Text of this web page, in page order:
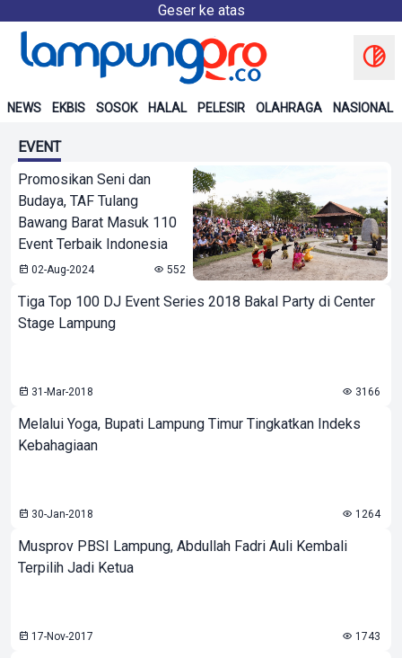
Geser ke atas
NEWS EKBIS SOSOK HALAL PELESIR OLAHRAGA NASIONAL
EVENT
Promosikan Seni dan
Budaya, TAF Tulang
Bawang Barat Masuk 110
Event Terbaik Indonesia
02-Aug-2024 552
Tiga Top 100 DJ Event Series 2018 Bakal Party di Center
Stage Lampung
31-Mar-2018 3166
Melalui Yoga, Bupati Lampung Timur Tingkatkan Indeks
Kebahagiaan
30-Jan-2018 1264
Musprov PBSI Lampung, Abdullah Fadri Auli Kembali
Terpilih Jadi Ketua
17-Nov-2017 1743